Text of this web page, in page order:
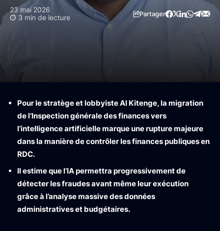
23 mai 2026
3 min de lecture
Partager
Pour le stratège et lobbyiste Al Kitenge, la migration
de l’Inspection générale des finances vers
l’intelligence artificielle marque une rupture majeure
dans la manière de contrôler les finances publiques en
RDC.
Il estime que l’IA permettra progressivement de
détecter les fraudes avant même leur exécution
grâce à l’analyse massive des données
administratives et budgétaires.